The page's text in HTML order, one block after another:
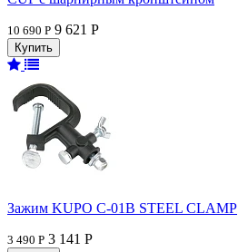
10 690 Р 9 621 Р
Зажим KUPO C-01B STEEL CLAMP
3 490 Р 3 141 Р